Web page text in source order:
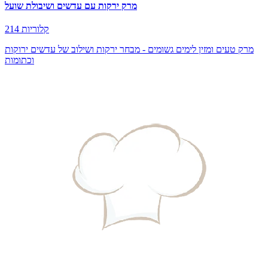
מרק ירקות עם עדשים ושיבולת שועל
214 קלוריות
מרק טעים ומזין לימים גשומים - מבחר ירקות ושילוב של עדשים ירוקות
וכתומות